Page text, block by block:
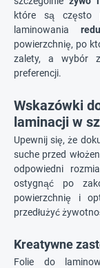
które są często
laminowania
powierzchnię, po
zalety, a wybór
preferencji.
Wskazówki
laminacji w
Upewnij się, że
suche przed
odpowiedni
ostygnąć po
powierzchnię i
przedłużyć
Kreatywne
Folie do